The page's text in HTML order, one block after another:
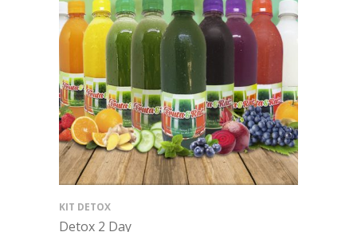
KIT DETOX
Detox 2 Day